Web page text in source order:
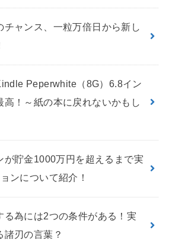
チャンス、一粒万倍日から新し
Peperwhite（8G）6.8イン
高！～紙の本に戻れないかもし
が貯金1000万円を超えるまで実
ンについて紹介！
る為には2つの条件がある！実
諸刃の言葉？